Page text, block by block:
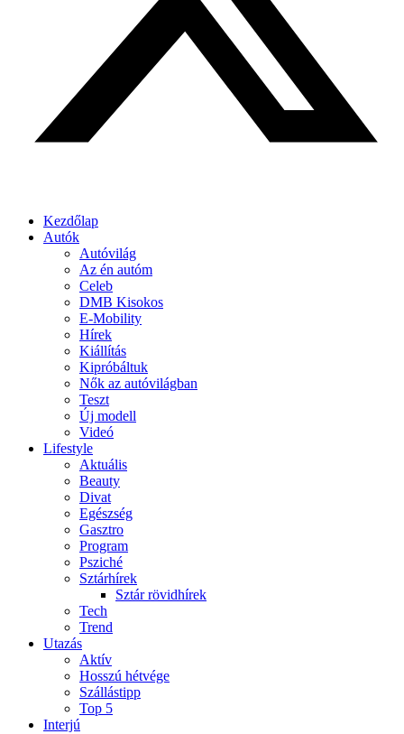
Kezdőlap
Autók
Autóvilág
Az én autóm
Celeb
DMB Kisokos
E-Mobility
Hírek
Kiállítás
Kipróbáltuk
Nők az autóvilágban
Teszt
Új modell
Videó
Lifestyle
Aktuális
Beauty
Divat
Egészség
Gasztro
Program
Psziché
Sztárhírek
Sztár rövidhírek
Tech
Trend
Utazás
Aktív
Hosszú hétvége
Szállástipp
Top 5
Interjú